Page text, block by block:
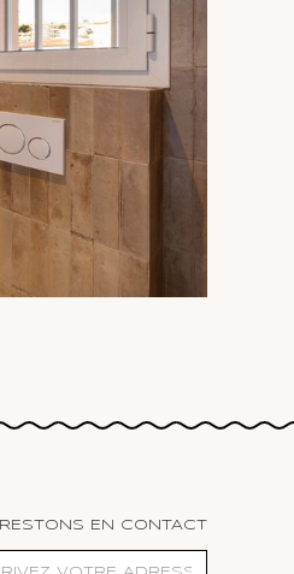
RESTONS EN CONTACT